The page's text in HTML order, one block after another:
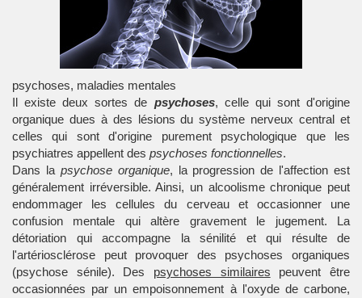
psychoses, maladies mentales
Il existe deux sortes de psychoses, celle qui sont d'origine
organique dues à des lésions du système nerveux central et
celles qui sont d'origine purement psychologique que les
psychiatres appellent des psychoses fonctionnelles.
Dans la psychose organique, la progression de l'affection est
généralement irréversible. Ainsi, un alcoolisme chronique peut
endommager les cellules du cerveau et occasionner une
confusion mentale qui altère gravement le jugement. La
détoriation qui accompagne la sénilité et qui résulte de
l'artériosclérose peut provoquer des psychoses organiques
(psychose sénile). Des psychoses similaires peuvent être
occasionnées par un empoisonnement à l'oxyde de carbone,